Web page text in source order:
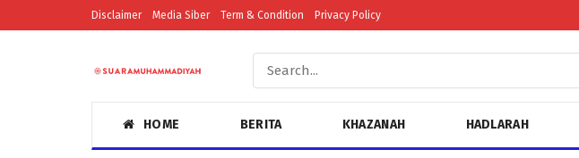
Disclaimer Media Siber Term & Condition Privacy Policy
HOME BERITA KHAZANAH HADLARAH